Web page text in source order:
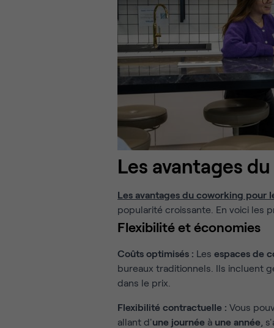
Les avantages
Les avantages du coworking pour
popularité croissante. En voici les
Flexibilité et économies
Coûts optimisés : Les espaces de
bureaux traditionnels. Ils incluent
dans le prix.
Flexibilité contractuelle : Vous
allant d'une journée à une année ,